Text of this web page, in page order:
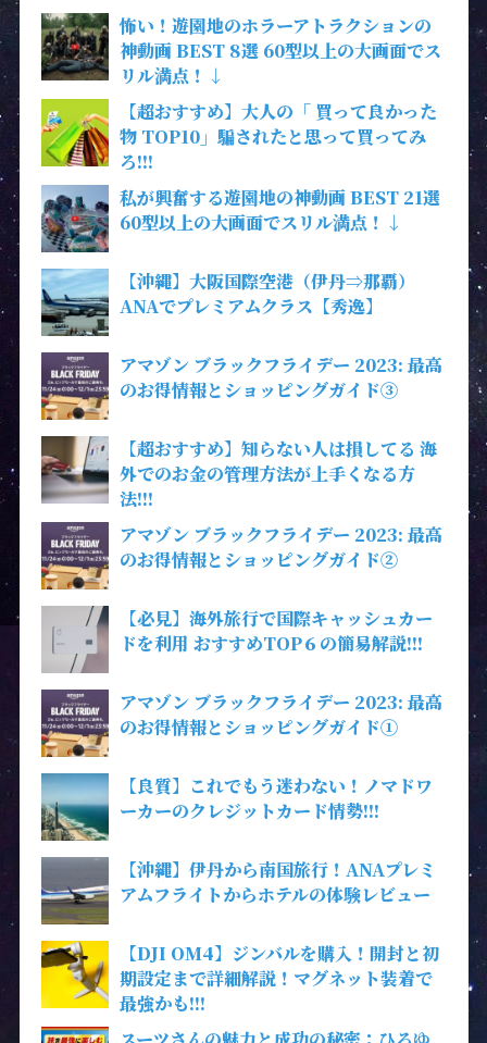
怖い！遊園地のホラーアトラクションの
神動画 BEST 8選 60型以上の大画面でス
リル満点！↓
【超おすすめ】大人の「 買って良かった
物 TOP10」騙されたと思って買ってみ
ろ!!!
私が興奮する遊園地の神動画 BEST 21選
60型以上の大画面でスリル満点！↓
【沖縄】大阪国際空港（伊丹⇒那覇）
ANAでプレミアムクラス【秀逸】
アマゾン ブラックフライデー 2023: 最高
のお得情報とショッピングガイド③
【超おすすめ】知らない人は損してる 海
外でのお金の管理方法が上手くなる方
法!!!
アマゾン ブラックフライデー 2023: 最高
のお得情報とショッピングガイド②
【必見】海外旅行で国際キャッシュカー
ドを利用 おすすめTOP６の簡易解説!!!
アマゾン ブラックフライデー 2023: 最高
のお得情報とショッピングガイド①
【良質】これでもう迷わない！ノマドワ
ーカーのクレジットカード情勢!!!
【沖縄】伊丹から南国旅行！ANAプレミ
アムフライトからホテルの体験レビュー
【DJI OM4】ジンバルを購入！開封と初
期設定まで詳細解説！マグネット装着で
最強かも!!!